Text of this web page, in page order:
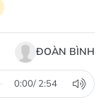
ĐOÀN BÌNH
0:00/ 2:54